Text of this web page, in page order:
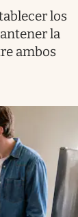
los
la
ambos